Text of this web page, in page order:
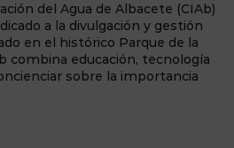
del Agua de Albacete (CIAb)
a la divulgación y gestión
en el histórico Parque de la
combina educación, tecnología
sobre la importancia